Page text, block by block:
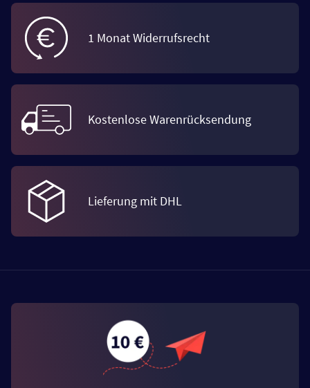
1 Monat Widerrufsrecht
Kostenlose Warenrücksendung
Lieferung mit DHL